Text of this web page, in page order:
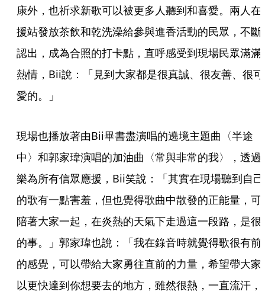
康外，也祈求新歌可以被更多人聽到和喜愛。兩人在
援站發放茶飲和乾洗澡給參與進香活動的民眾，不斷
認出，成為合照的打卡點，直呼感受到現場民眾滿滿
熱情，Bii說：「見到大家都是很真誠、很友善、很可
愛的。」
現場也播放著由Bii畢書盡演唱的遶境主題曲〈半途
中〉和郭家瑋演唱的加油曲〈常與非常的我〉，透過
樂為所有信眾應援，Bii笑說：「其實在現場聽到自己
的歌有一點害羞，但也覺得歌曲中散發的正能量，可
陪著大家一起，在炎熱的天氣下走過這一段路，是很
的事。」郭家瑋也說：「我在錄音時就覺得歌很有前
的感覺，可以帶給大家勇往直前的力量，希望帶大家
以更快達到你想要去的地方，雖然很熱，一直流汗，